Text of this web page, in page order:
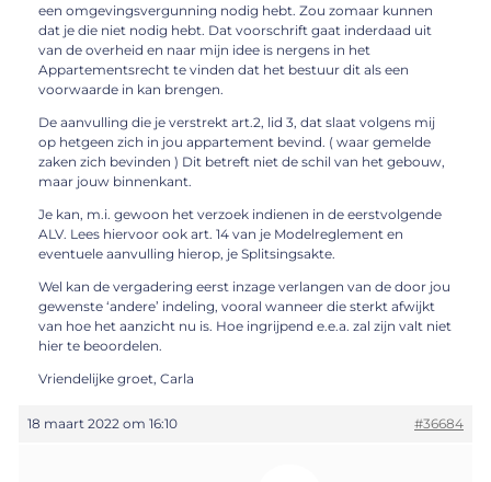
een omgevingsvergunning nodig hebt. Zou zomaar kunnen
dat je die niet nodig hebt. Dat voorschrift gaat inderdaad uit
van de overheid en naar mijn idee is nergens in het
Appartementsrecht te vinden dat het bestuur dit als een
voorwaarde in kan brengen.
De aanvulling die je verstrekt art.2, lid 3, dat slaat volgens mij
op hetgeen zich in jou appartement bevind. ( waar gemelde
zaken zich bevinden ) Dit betreft niet de schil van het gebouw,
maar jouw binnenkant.
Je kan, m.i. gewoon het verzoek indienen in de eerstvolgende
ALV. Lees hiervoor ook art. 14 van je Modelreglement en
eventuele aanvulling hierop, je Splitsingsakte.
Wel kan de vergadering eerst inzage verlangen van de door jou
gewenste ‘andere’ indeling, vooral wanneer die sterkt afwijkt
van hoe het aanzicht nu is. Hoe ingrijpend e.e.a. zal zijn valt niet
hier te beoordelen.
Vriendelijke groet, Carla
18 maart 2022 om 16:10 #36684